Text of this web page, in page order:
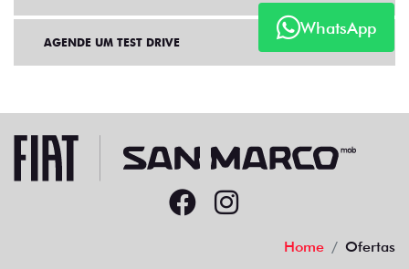
WhatsApp
AGENDE UM TEST DRIVE
Home Ofertas